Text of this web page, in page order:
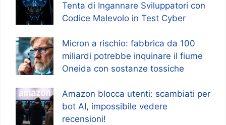
Tenta di Ingannare Sviluppatori con
Codice Malevolo in Test Cyber
Micron a rischio: fabbrica da 100
miliardi potrebbe inquinare il fiume
Oneida con sostanze tossiche
Amazon blocca utenti: scambiati per
bot AI, impossibile vedere
recensioni!